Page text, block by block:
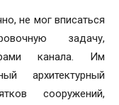
не мог вписаться
задачу,
канала. Им
архитектурный
сооружений,